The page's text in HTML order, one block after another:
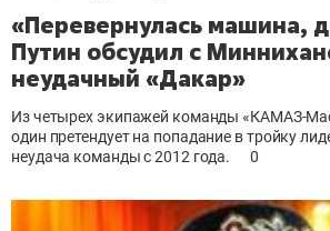
«Перевернулась машина,
Путин обсудил с
неудачный «Дакар»
Из четырех экипажей команды «КАМАЗ-
один претендует на попадание в тройку
неудача команды с 2012 года.
0